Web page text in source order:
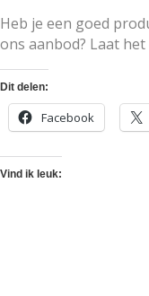
Heb je een goed
ons aanbod? Laat
Dit delen:
Facebook
Vind ik leuk: